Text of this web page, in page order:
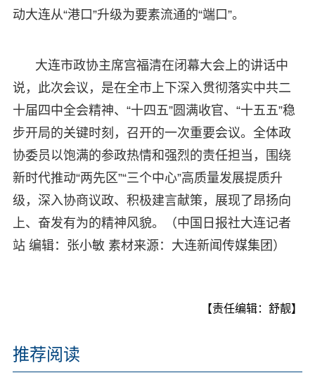
动大连从“港口”升级为要素流通的“端口”。
大连市政协主席宫福清在闭幕大会上的讲话中
说，此次会议，是在全市上下深入贯彻落实中共二
十届四中全会精神、“十四五”圆满收官、“十五五”稳
步开局的关键时刻，召开的一次重要会议。全体政
协委员以饱满的参政热情和强烈的责任担当，围绕
新时代推动“两先区”“三个中心”高质量发展提质升
级，深入协商议政、积极建言献策，展现了昂扬向
上、奋发有为的精神风貌。（中国日报社大连记者
站 编辑：张小敏 素材来源：大连新闻传媒集团）
【责任编辑：舒靓】
推荐阅读